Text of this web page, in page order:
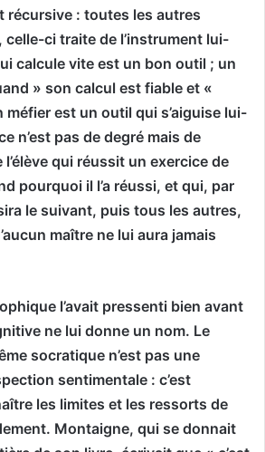
récursive : toutes les autres
ci traite de l’instrument lui-
calcule vite est un bon outil ; un
» son calcul est fiable et «
méfier est un outil qui s’aiguise lui-
n’est pas de degré mais de
qui réussit un exercice de
pourquoi il l’a réussi, et qui, par
le suivant, puis tous les autres,
maître ne lui aura jamais
l’avait pressenti bien avant
ne lui donne un nom. Le
socratique n’est pas une
sentimentale : c’est
les limites et les ressorts de
Montaigne, qui se donnait